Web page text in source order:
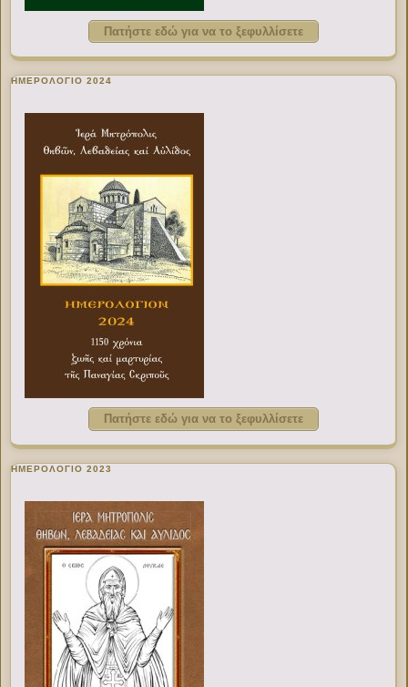
Πατήστε εδώ για να το ξεφυλλίσετε
ΗΜΕΡΟΛΟΓΙΟ 2024
Πατήστε εδώ για να το ξεφυλλίσετε
ΗΜΕΡΟΛΟΓΙΟ 2023